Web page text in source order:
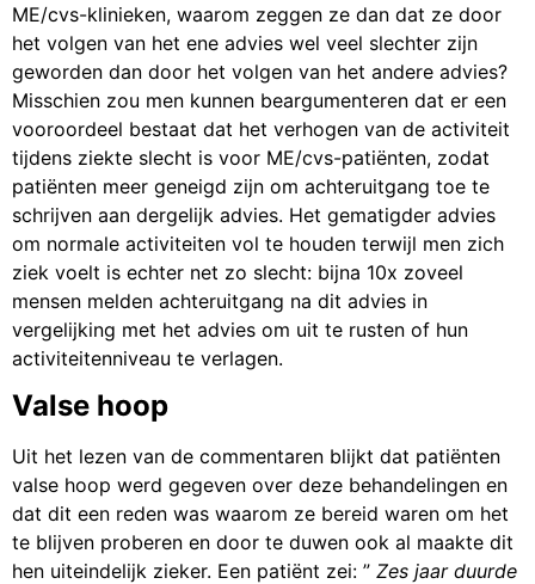
ME/cvs-klinieken, waarom zeggen ze dan dat ze door
het volgen van het ene advies wel veel slechter zijn
geworden dan door het volgen van het andere advies?
Misschien zou men kunnen beargumenteren dat er een
vooroordeel bestaat dat het verhogen van de activiteit
tijdens ziekte slecht is voor ME/cvs-patiënten, zodat
patiënten meer geneigd zijn om achteruitgang toe te
schrijven aan dergelijk advies. Het gematigder advies
om normale activiteiten vol te houden terwijl men zich
ziek voelt is echter net zo slecht: bijna 10x zoveel
mensen melden achteruitgang na dit advies in
vergelijking met het advies om uit te rusten of hun
activiteitenniveau te verlagen.
Valse hoop
Uit het lezen van de commentaren blijkt dat patiënten
valse hoop werd gegeven over deze behandelingen en
dat dit een reden was waarom ze bereid waren om het
te blijven proberen en door te duwen ook al maakte dit
hen uiteindelijk zieker. Een patiënt zei: ” Zes jaar duurde